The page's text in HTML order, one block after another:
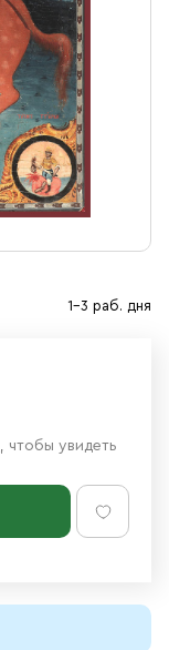
1-3 раб. дня
, чтобы увидеть